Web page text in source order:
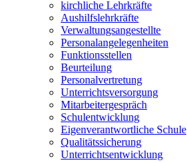
kirchliche Lehrkräfte
Aushilfslehrkräfte
Verwaltungsangestellte
Personalangelegenheiten
Funktionsstellen
Beurteilung
Personalvertretung
Unterrichtsversorgung
Mitarbeitergespräch
Schulentwicklung
Eigenverantwortliche Schule
Qualitätssicherung
Unterrichtsentwicklung